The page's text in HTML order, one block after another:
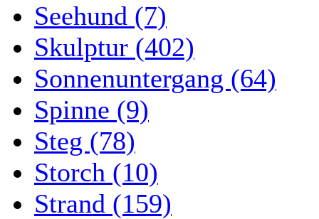
Seehund (7)
Skulptur (402)
Sonnenuntergang (64)
Spinne (9)
Steg (78)
Storch (10)
Strand (159)